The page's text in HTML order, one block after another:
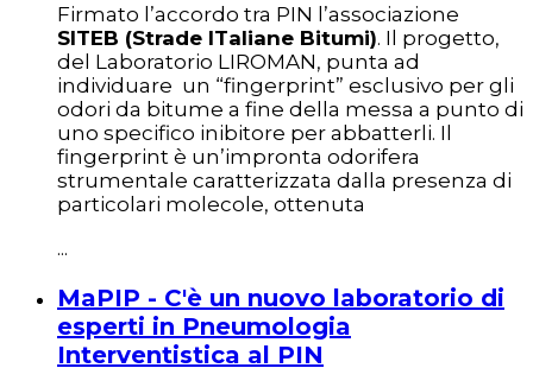
Firmato l’accordo tra PIN l’associazione
SITEB (Strade ITaliane Bitumi). Il progetto,
del Laboratorio LIROMAN, punta ad
individuare un “fingerprint” esclusivo per gli
odori da bitume a fine della messa a punto di
uno specifico inibitore per abbatterli. Il
fingerprint è un’impronta odorifera
strumentale caratterizzata dalla presenza di
particolari molecole, ottenuta
...
MaPIP - C'è un nuovo laboratorio di
esperti in Pneumologia
Interventistica al PIN